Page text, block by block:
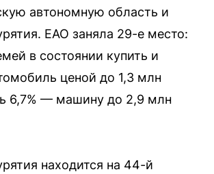
автономную область и
ЕАО заняла 29-е место:
в состоянии купить и
ценой до 1,3 млн
6,7% — машину до 2,9 млн
находится на 44-й